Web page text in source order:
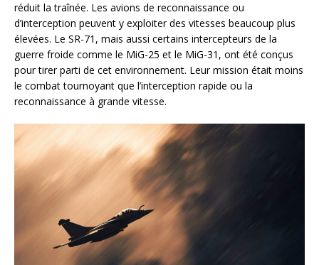
réduit la traînée. Les avions de reconnaissance ou
d’interception peuvent y exploiter des vitesses beaucoup plus
élevées. Le SR-71, mais aussi certains intercepteurs de la
guerre froide comme le MiG-25 et le MiG-31, ont été conçus
pour tirer parti de cet environnement. Leur mission était moins
le combat tournoyant que l’interception rapide ou la
reconnaissance à grande vitesse.